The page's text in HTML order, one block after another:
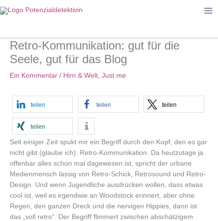
Inhalt
Retro-Kommunikation: gut für die
Seele, gut für das Blog
Ein Kommentar / Hirn & Welt, Just me
teilen teilen teilen
teilen
Seit einiger Zeit spukt mir ein Begriff durch den Kopf, den es gar
nicht gibt (glaube ich): Retro-Kommunikation. Da heutzutage ja
offenbar alles schon mal dagewesen ist, spricht der urbane
Medienmensch lässig von Retro-Schick, Retrosound und Retro-
Design. Und wenn Jugendliche ausdrücken wollen, dass etwas
cool ist, weil es irgendwie an Woodstock erinnert, aber ohne
Regen, den ganzen Dreck und die nervigen Hippies, dann ist
das „voll retro“. Der Begriff flimmert zwischen abschätzigem